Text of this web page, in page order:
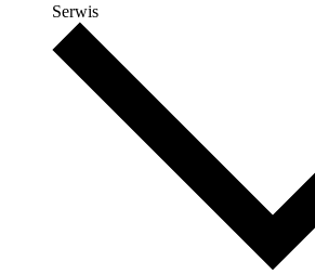
Serwis